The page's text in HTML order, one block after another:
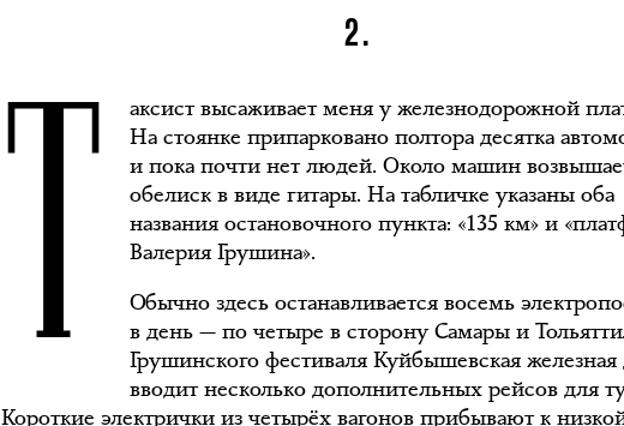
2.
Т
аксист высаживает меня у железнодорожной
На стоянке припарковано полтора десятка
и пока почти нет людей. Около машин
обелиск в виде гитары. На табличке указаны оба
названия остановочного пункта: «135 км» и
Валерия Грушина».
Обычно здесь останавливается восемь
в день — по четыре в сторону Самары и
Грушинского фестиваля Куйбышевская железная
вводит несколько дополнительных рейсов для
Короткие электрички из четырёх вагонов прибывают к